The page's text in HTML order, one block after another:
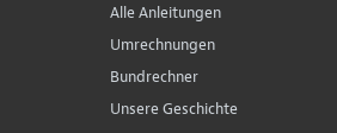
Alle Anleitungen
Umrechnungen
Bundrechner
Unsere Geschichte